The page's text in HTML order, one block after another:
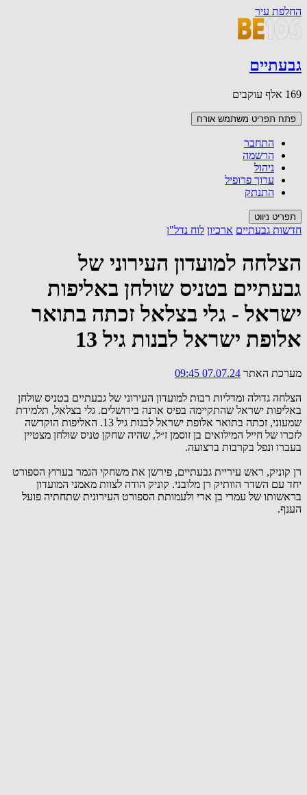
החלפת עיר
גבעתיים
169 אלף עוקבים
פתח תפריט משתמש אורח
התחבר
הרשמה
ניהול
ערוך פרופיל
התנתק
תפריט ניווט
חדשות גבעתיים ארכיון לוח נדל"ן
הצלחה למועדון העירוני של
גבעתיים בטניס שולחן באליפות
ישראל - גלי בצלאל זכתה בתואר
אלופת ישראל לבנות גיל 13
מערכת האתר 07.07.24 09:45
הצלחה גדולה ומדליות רבות למועדון העירוני של גבעתיים בטניס שולחן
באליפות ישראל שהתקיימה בפיס ארנה בירושלים. גלי בצלאל, תלמידת
שמעוני, זכתה בתואר אלופת ישראל לבנות גיל 13. האליפות הוקדשה
לזכרו של חייל המילואים בן זוסמן ז״ל, שהיה שחקן טניס שולחן מצטיין
בעברו ונפל בקרבות ברצועה.
רן קוניק, ראש עיריית גבעתיים, פירשן את משחקי הגמר בערוץ הספורט
יחד עם השדר הוותיק רן מלובני. קוניק הודה לצוות מאמני המועדון
בראשותו של עמרי בן ארי ולעמותת הספורט העירונית שתחתיה פועל
הענף.